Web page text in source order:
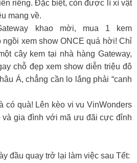
riêng. Đặc biệt, còn được lì xì vật
mang về.
khao mời, mua 1 kem
ngồi xem show ONCE quá hời! Chỉ
cây kem tại nhà hàng Gateway,
chỗ đẹp xem show diễn triệu đô
Á, chẳng cần lo lắng phải “canh
có quà! Lên kèo vi vu VinWonders
và gia đình với mã ưu đãi cực đỉnh
đầu quay trở lại làm việc sau Tết: